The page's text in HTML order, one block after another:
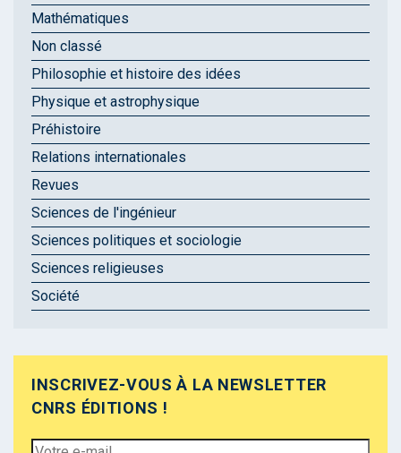
Mathématiques
Non classé
Philosophie et histoire des idées
Physique et astrophysique
Préhistoire
Relations internationales
Revues
Sciences de l'ingénieur
Sciences politiques et sociologie
Sciences religieuses
Société
INSCRIVEZ-VOUS À LA NEWSLETTER
CNRS ÉDITIONS !